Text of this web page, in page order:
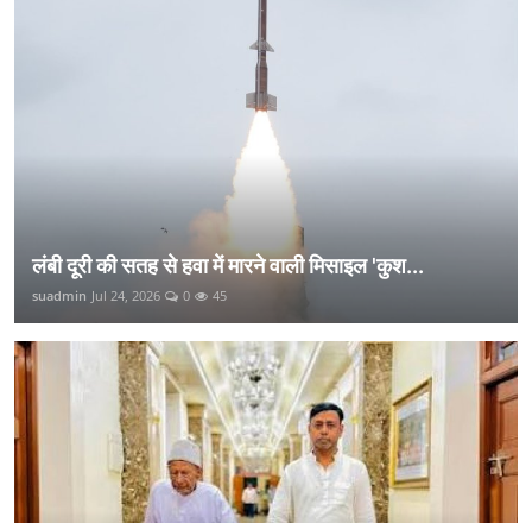
लंबी दूरी की सतह से हवा में मारने वाली मिसाइल 'कुश...
suadmin Jul 24, 2026 0 45